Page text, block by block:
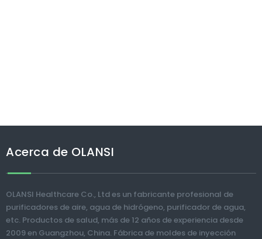
Acerca de OLANSI
OLANSI Healthcare Co., Ltd es un fabricante profesional de
purificadores de aire, agua de hidrógeno, purificador de agua,
etc. Productos de salud, más de 12 años de experiencia desde
2009 en Guangzhou, China. Fábrica de moldes de inyección